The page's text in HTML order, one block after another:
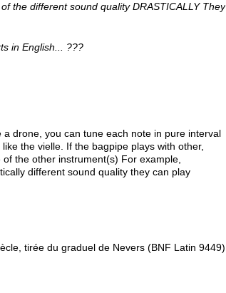
the different sound quality DRASTICALLY They
in English... ???
drone, you can tune each note in pure interval
the vielle. If the bagpipe plays with other,
the other instrument(s) For example,
different sound quality they can play
tirée du graduel de Nevers (BNF Latin 9449)